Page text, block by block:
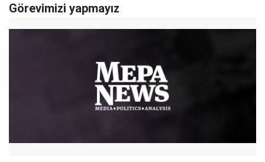
Görevimizi yapmayız